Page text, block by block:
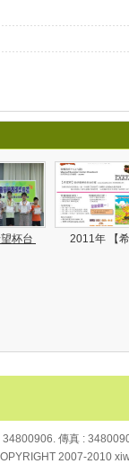
杯台 2011年 【
34800906. 傳真 :
2007-2010